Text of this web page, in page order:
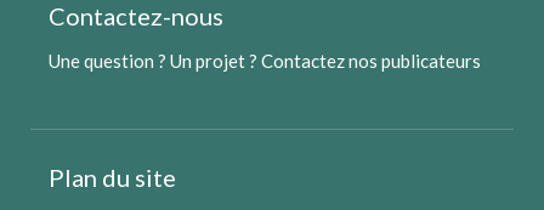
Contactez-nous
Une question ? Un projet ? Contactez nos publicateurs
Plan du site